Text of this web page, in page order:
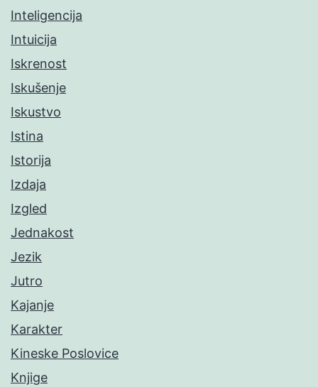
Inteligencija
Intuicija
Iskrenost
Iskušenje
Iskustvo
Istina
Istorija
Izdaja
Izgled
Jednakost
Jezik
Jutro
Kajanje
Karakter
Kineske Poslovice
Knjige